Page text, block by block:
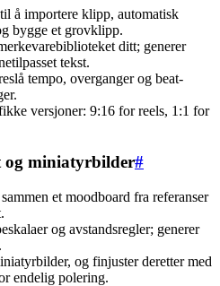
til å importere klipp, automatisk
bygge et grovklipp.
ditt; generer
tekst.
tempo, overganger og beat-
versjoner: 9:16 for reels, 1:1 for
og miniatyrbilder#
sammen et moodboard fra referanser
og avstandsregler; generer
og finjuster deretter med
endelig polering.